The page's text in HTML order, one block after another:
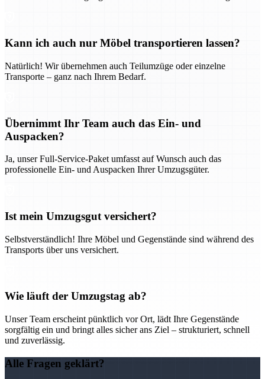
Kann ich auch nur Möbel transportieren lassen?
Natürlich! Wir übernehmen auch Teilumzüge oder einzelne
Transporte – ganz nach Ihrem Bedarf.
Übernimmt Ihr Team auch das Ein- und
Auspacken?
Ja, unser Full-Service-Paket umfasst auf Wunsch auch das
professionelle Ein- und Auspacken Ihrer Umzugsgüter.
Ist mein Umzugsgut versichert?
Selbstverständlich! Ihre Möbel und Gegenstände sind während des
Transports über uns versichert.
Wie läuft der Umzugstag ab?
Unser Team erscheint pünktlich vor Ort, lädt Ihre Gegenstände
sorgfältig ein und bringt alles sicher ans Ziel – strukturiert, schnell
und zuverlässig.
Alle Fragen geklärt?